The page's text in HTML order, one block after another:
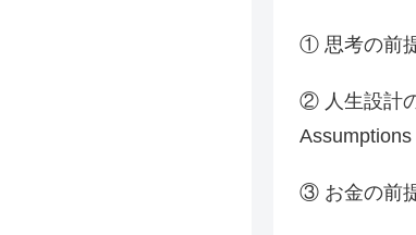
① 思考の前
② 人生設計
Assumptions
③ お金の前